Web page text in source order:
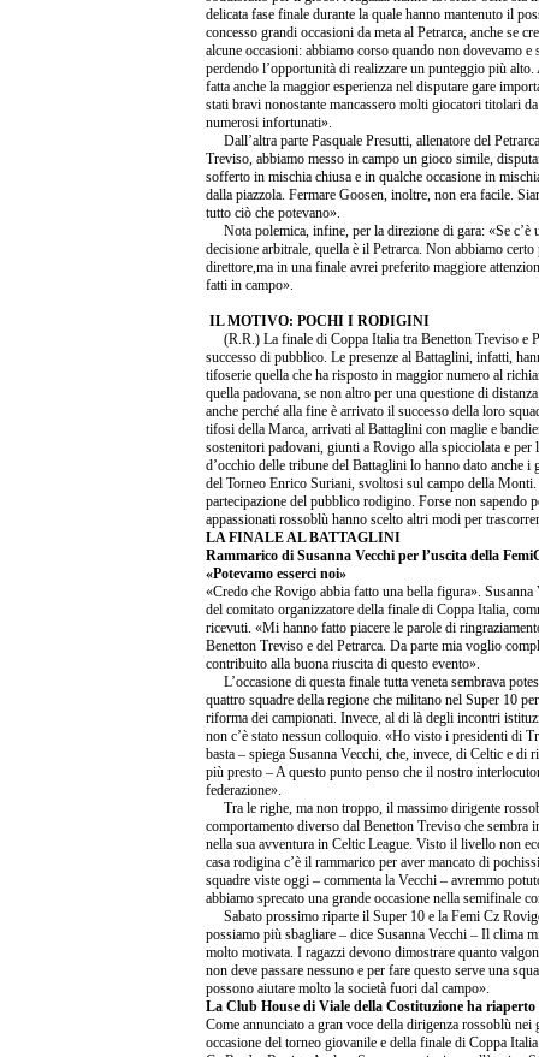
delicata fase finale durante la quale hanno mantenuto il
concesso grandi occasioni da meta al Petrarca, anche se
alcune occasioni: abbiamo corso quando non dovevamo
perdendo l’opportunità di realizzare un punteggio più
fatta anche la maggior esperienza nel disputare gare
stati bravi nonostante mancassero molti giocatori titolari
numerosi infortunati».
Dall’altra parte Pasquale Presutti, allenatore del
Treviso, abbiamo messo in campo un gioco simile,
sofferto in mischia chiusa e in qualche occasione in
dalla piazzola. Fermare Goosen, inoltre, non era facile.
tutto ciò che potevano».
Nota polemica, infine, per la direzione di gara: «Se c’è
decisione arbitrale, quella è il Petrarca. Non abbiamo
direttore,ma in una finale avrei preferito maggiore
fatti in campo».
IL MOTIVO: POCHI I RODIGINI
(R.R.) La finale di Coppa Italia tra Benetton Treviso e
successo di pubblico. Le presenze al Battaglini, infatti,
tifoserie quella che ha risposto in maggior numero al
quella padovana, se non altro per una questione di
anche perché alla fine è arrivato il successo della loro
tifosi della Marca, arrivati al Battaglini con maglie e
sostenitori padovani, giunti a Rovigo alla spicciolata e
d’occhio delle tribune del Battaglini lo hanno dato anche
del Torneo Enrico Suriani, svoltosi sul campo della
partecipazione del pubblico rodigino. Forse non sapendo
appassionati rossoblù hanno scelto altri modi per
LA FINALE AL BATTAGLINI
Rammarico di Susanna Vecchi per l’uscita della
«Potevamo esserci noi»
«Credo che Rovigo abbia fatto una bella figura».
del comitato organizzatore della finale di Coppa Italia,
ricevuti. «Mi hanno fatto piacere le parole di
Benetton Treviso e del Petrarca. Da parte mia voglio
contribuito alla buona riuscita di questo evento».
L’occasione di questa finale tutta veneta sembrava
quattro squadre della regione che militano nel Super 10
riforma dei campionati. Invece, al di là degli incontri
non c’è stato nessun colloquio. «Ho visto i presidenti di
basta – spiega Susanna Vecchi, che, invece, di Celtic e di
più presto – A questo punto penso che il nostro
federazione».
Tra le righe, ma non troppo, il massimo dirigente
comportamento diverso dal Benetton Treviso che sembra
nella sua avventura in Celtic League. Visto il livello non
casa rodigina c’è il rammarico per aver mancato di
squadre viste oggi – commenta la Vecchi – avremmo
abbiamo sprecato una grande occasione nella semifinale
Sabato prossimo riparte il Super 10 e la Femi Cz
possiamo più sbagliare – dice Susanna Vecchi – Il clima
molto motivata. I ragazzi devono dimostrare quanto
non deve passare nessuno e per fare questo serve una
possono aiutare molto la società fuori dal campo».
La Club House di Viale della Costituzione ha
Come annunciato a gran voce della dirigenza rossoblù
occasione del torneo giovanile e della finale di Coppa